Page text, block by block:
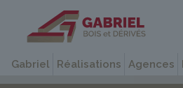
Gabriel Réalisations Agences